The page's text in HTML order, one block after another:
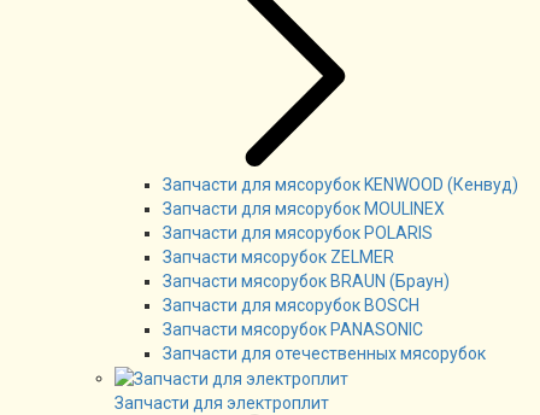
Запчасти для мясорубок KENWOOD (Кенвуд)
Запчасти для мясорубок MOULINEX
Запчасти для мясорубок POLARIS
Запчасти мясорубок ZELMER
Запчасти мясорубок BRAUN (Браун)
Запчасти для мясорубок BOSCH
Запчасти мясорубок PANASONIC
Запчасти для отечественных мясорубок
Запчасти для электроплит